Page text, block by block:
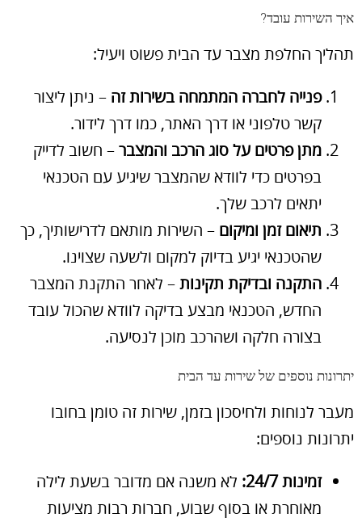
איך השירות עובד?
תהליך החלפת מצבר עד הבית פשוט ויעיל:
פנייה לחברה המתמחה בשירות זה – ניתן ליצור
קשר טלפוני או דרך האתר, כמו דרך לידור.
מתן פרטים על סוג הרכב והמצבר– חשוב לדייק
בפרטים כדי לוודא שהמצבר שיגיע עם הטכנאי
יתאים לרכב שלך.
תיאום זמן ומיקום – השירות מותאם לדרישותיך, כך
שהטכנאי יגיע בדיוק למקום ולשעה שצוינו.
התקנה ובדיקת תקינות– לאחר התקנת המצבר
החדש, הטכנאי מבצע בדיקה לוודא שהכול עובד
בצורה חלקה ושהרכב מוכן לנסיעה.
יתרונות נוספים של שירות עד הבית
מעבר לנוחות ולחיסכון בזמן, שירות זה טומן בחובו
יתרונות נוספים:
זמינות 24/7:
לא משנה אם מדובר בשעת לילה
מאוחרת או בסוף שבוע, חברות רבות מציעות